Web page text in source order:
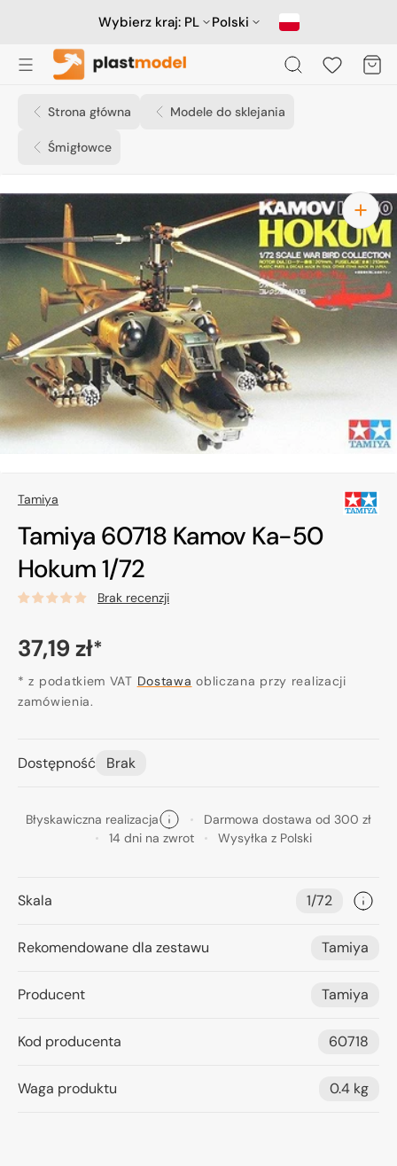
Wybierz kraj: PL Polski
Koszyk
Strona główna Modele do sklejania
Śmigłowce
Otwórz
media
1
w
widoku
galerii
Tamiya
Tamiya 60718 Kamov Ka-50
Hokum 1/72
Brak recenzji
Cena
regularna
37,19 zł*
* z podatkiem VAT Dostawa obliczana przy realizacji
zamówienia.
Dostępność Brak
Błyskawiczna realizacja
Darmowa dostawa od 300 zł
14 dni na zwrot
Wysyłka z Polski
Skala 1/72
Rekomendowane dla zestawu Tamiya
Producent Tamiya
Kod producenta 60718
Waga produktu 0.4 kg